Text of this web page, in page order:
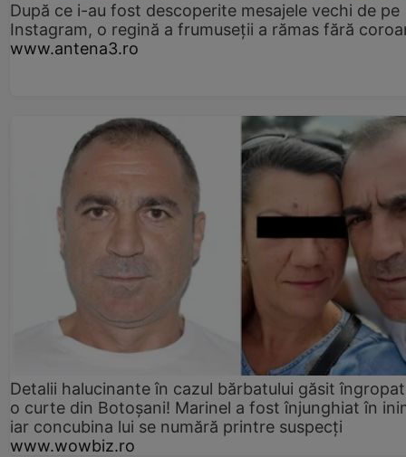
După ce i-au fost descoperite mesajele vechi de pe
Instagram, o regină a frumuseții a rămas fără
www.antena3.ro
Detalii halucinante în cazul bărbatului găsit
o curte din Botoșani! Marinel a fost înjunghiat în
iar concubina lui se numără printre suspecți
www.wowbiz.ro